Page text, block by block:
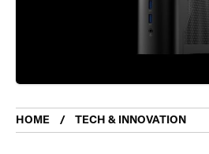
HOME TECH & INNOVATION